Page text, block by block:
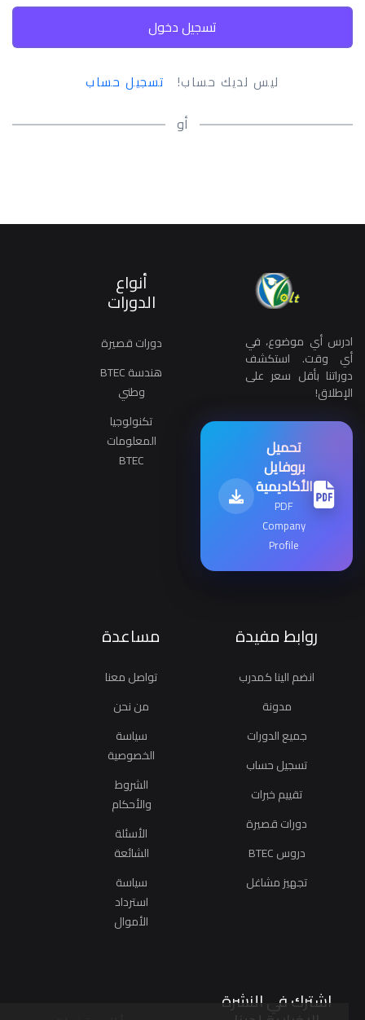
تسجيل دخول
ليس لديك حساب! تسجيل حساب
أو
ادرس أي موضوع، في
أي وقت. استكشف
دوراتنا بأقل سعر على
الإطلاق!
تحميل
بروفايل
الأكاديمية
PDF
Company
Profile
أنواع
الدورات
دورات قصيرة
هندسة BTEC
وطني
تكنولوجيا
المعلومات
BTEC
روابط مفيدة
انضم الينا كمدرب
مدونة
جميع الدورات
تسجيل حساب
تقييم خبرات
دورات قصيرة
دروس BTEC
تجهيز مشاغل
مساعدة
تواصل معنا
من نحن
سياسة
الخصوصية
الشروط
والأحكام
الأسئلة
الشائعة
سياسة
استرداد
الأموال
اشترك في النشرة